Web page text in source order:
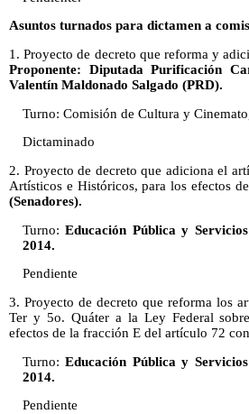
Asuntos turnados para dictamen a
1. Proyecto de decreto que reforma y
Proponente: Diputada Purificación
Valentín Maldonado Salgado (PRD).
Turno: Comisión de Cultura y
Dictaminado
2. Proyecto de decreto que adiciona el
Artísticos e Históricos, para los efectos
(Senadores).
Turno:Educación Pública y
2014.
Pendiente
3. Proyecto de decreto que reforma los
Ter y 5o. Quáter a la Ley Federal
efectos de la fracción E del artículo 72
Turno:Educación Pública y
2014.
Pendiente